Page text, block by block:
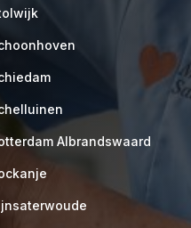
Albrandswaard